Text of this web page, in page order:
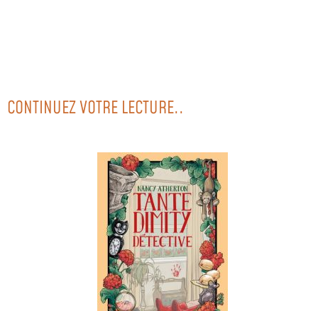
CONTINUEZ VOTRE LECTURE..